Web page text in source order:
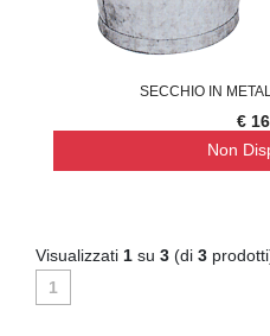
SECCHIO IN
€
Non
Visualizzati 1 su 3 (di 3
1